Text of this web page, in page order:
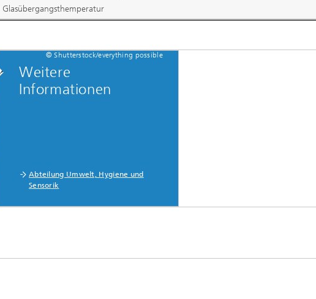
Glasübergangsthemperatur
© Shutterstock/everything possible
Weitere
Informationen
Abteilung Umwelt, Hygiene und
Sensorik